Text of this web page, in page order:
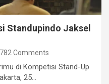
Standupindo Jaksel
782 Comments
di Kompetisi Stand-Up
25…